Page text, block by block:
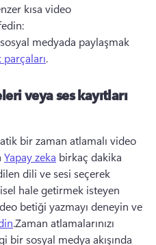
kısa video
medyada paylaşmak
.
veya ses kayıtları
bir zaman atlamalı video
Yapay zeka birkaç dakika
dili ve sesi seçerek
hale getirmek isteyen
betiği yazmayı deneyin ve
.Zaman atlamalarınızı
sosyal medya akışında